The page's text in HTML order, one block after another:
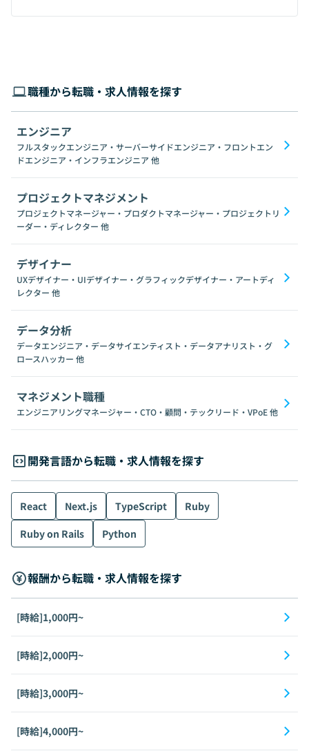
職種から転職・求人情報を探す
エンジニア
フルスタックエンジニア・サーバーサイドエンジニア・フロントエン
ドエンジニア・インフラエンジニア 他
プロジェクトマネジメント
プロジェクトマネージャー・プロダクトマネージャー・プロジェクトリ
ーダー・ディレクター 他
デザイナー
UXデザイナー・UIデザイナー・グラフィックデザイナー・アートディ
レクター 他
データ分析
データエンジニア・データサイエンティスト・データアナリスト・グ
ロースハッカー 他
マネジメント職種
エンジニアリングマネージャー・CTO・顧問・テックリード・VPoE他
開発言語から転職・求人情報を探す
React Next.js TypeScript
Ruby
Ruby on Rails
Python
報酬から転職・求人情報を探す
[時給]1,000円~
[時給]2,000円~
[時給]3,000円~
[時給]4,000円~